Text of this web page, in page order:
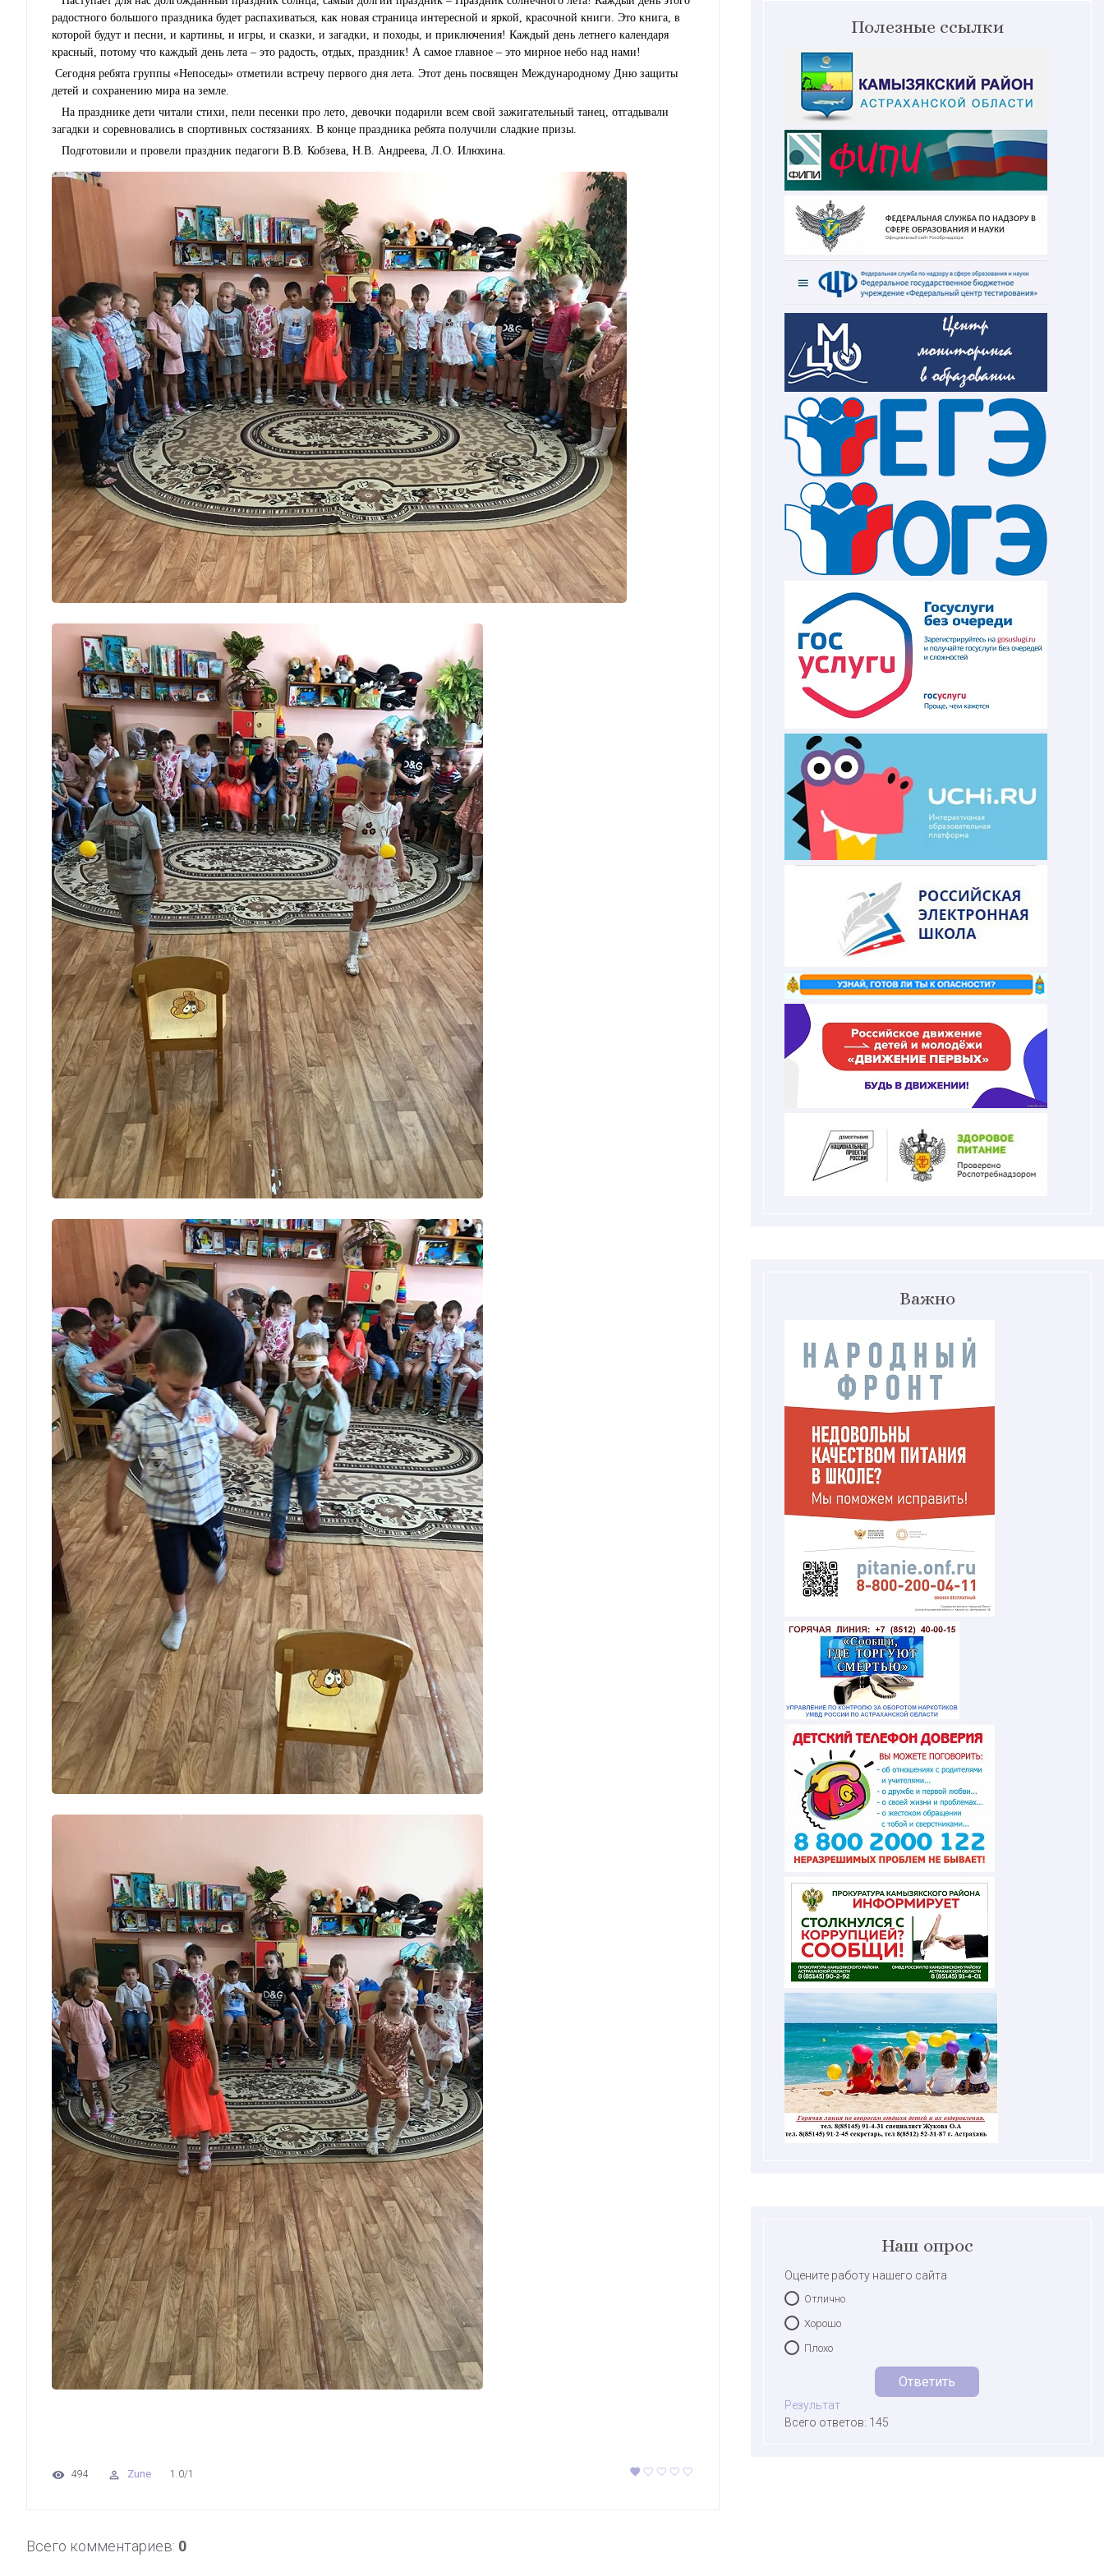
радостного большого праздника будет распахиваться, как новая страница интересной и яркой, красочной книги. Это книга, в
которой будут и песни, и картины, и игры, и сказки, и загадки, и походы, и приключения! Каждый день летнего календаря
красный, потому что каждый день лета – это радость, отдых, праздник! А самое главное – это мирное небо над нами!
Сегодня ребята группы «Непоседы» отметили встречу первого дня лета. Этот день посвящен Международному Дню защиты
детей и сохранению мира на земле.
На празднике дети читали стихи, пели песенки про лето, девочки подарили всем свой зажигательный танец, отгадывали
загадки и соревновались в спортивных состязаниях. В конце праздника ребята получили сладкие призы.
Подготовили и провели праздник педагоги В.В. Кобзева, Н.В. Андреева, Л.О. Илюхина.
494 Zune 1.0/1
Всего комментариев: 0
Полезные ссылки
Важно
Наш опрос
Оцените работу нашего сайта
Отлично
Хорошо
Плохо
Результат
Всего ответов: 145